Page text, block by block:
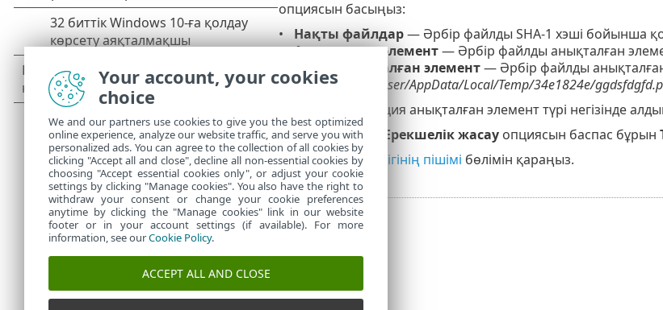
опциясын басыңыз:
Нақты файлдар— Әрбір файлды SHA-1 хэші бойынша
Анықталған элемент— Әрбір файлды анықталған
Жол + Анықталған элемент— Әрбір файлды
file:///C:/Users/user/AppData/Local/Temp/34e1824e/
Ұсынылған опция анықталған элемент түрі негізінде
Сонымен қатар,
Ерекшелік жасауопциясын баспас бұрын
ӘріЖол ерекшелігінің пішімі бөлімін қараңыз.
Your account, your cookies
choice
We and our partners use cookies to give you the best optimized
online experience, analyze our website traffic, and serve you with
personalized ads. You can agree to the collection of all cookies by
clicking "Accept all and close", decline all non-essential cookies by
choosing "Accept essential cookies only", or adjust your cookie
settings by clicking "Manage cookies". You also have the right to
withdraw your consent or change your cookie preferences
anytime by clicking the "Manage cookies" link in our website
footer or in your account settings (if available). For more
information, see ourCookie Policy.
ACCEPT ALL AND CLOSE